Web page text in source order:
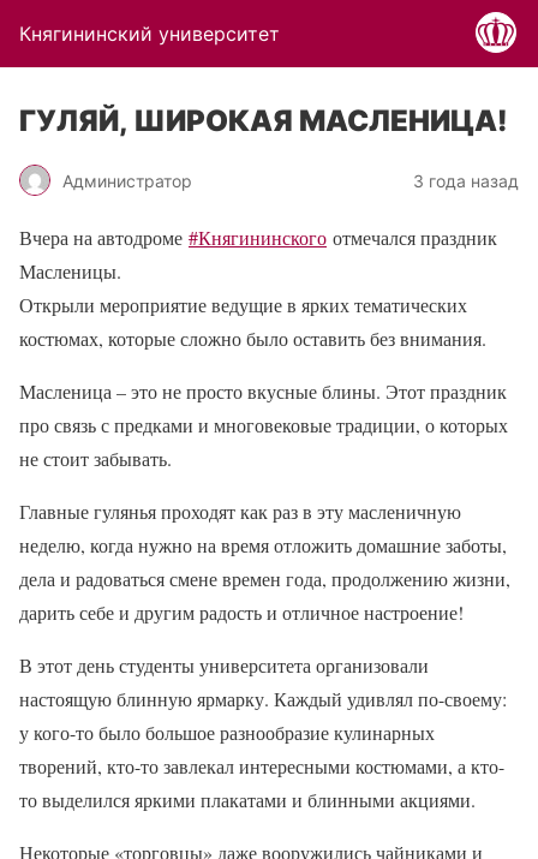
Княгининский университет
ГУЛЯЙ, ШИРОКАЯ МАСЛЕНИЦА!
Администратор 3 года назад
Вчера на автодроме #Княгининского отмечался праздник
Масленицы.
Открыли мероприятие ведущие в ярких тематических
костюмах, которые сложно было оставить без внимания.
Масленица – это не просто вкусные блины. Этот праздник
про связь с предками и многовековые традиции, о которых
не стоит забывать.
Главные гулянья проходят как раз в эту масленичную
неделю, когда нужно на время отложить домашние заботы,
дела и радоваться смене времен года, продолжению жизни,
дарить себе и другим радость и отличное настроение!
В этот день студенты университета организовали
настоящую блинную ярмарку. Каждый удивлял по-своему:
у кого-то было большое разнообразие кулинарных
творений, кто-то завлекал интересными костюмами, а кто-
то выделился яркими плакатами и блинными акциями.
Некоторые «торговцы» даже вооружились чайниками и